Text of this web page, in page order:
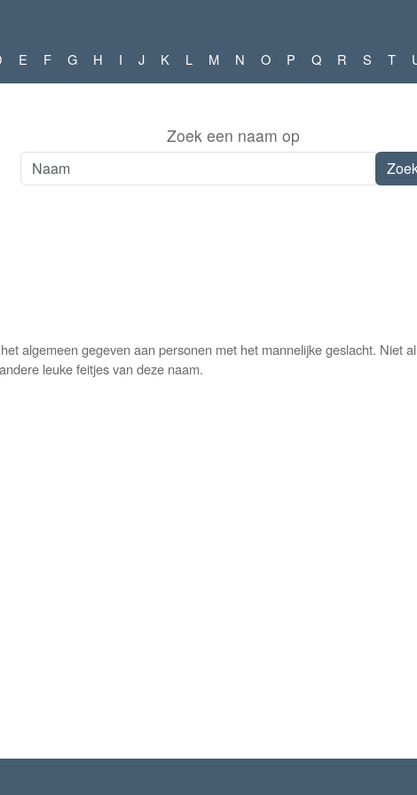
E F G H I J K L M N O P Q R S T
Zoek een naam op
algemeen gegeven aan personen met het mannelijke geslacht. Niet
leuke feitjes van deze naam.